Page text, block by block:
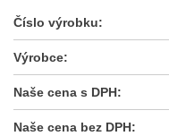
Číslo výrobku:
Výrobce:
Naše cena s DPH:
Naše cena bez DPH: